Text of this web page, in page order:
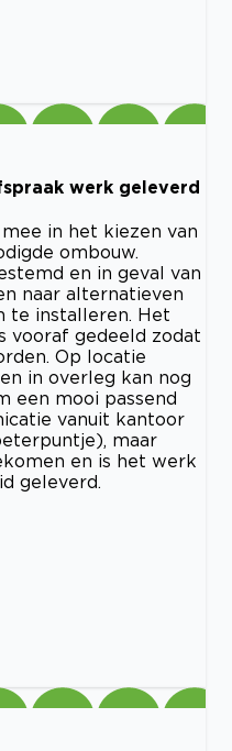
werk geleverd
in het kiezen van
ombouw.
en in geval van
naar alternatieven
te installeren. Het
vooraf gedeeld zodat
Op locatie
in overleg kan nog
een mooi passend
vanuit kantoor
maar
en is het werk
geleverd.